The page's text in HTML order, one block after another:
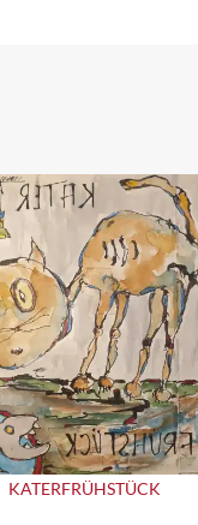
KATERFRÜHSTÜCK